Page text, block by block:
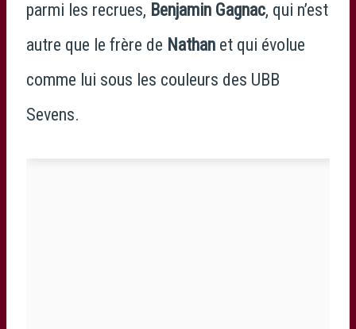
parmi les recrues, Benjamin Gagnac, qui n’est
autre que le frère de Nathan et qui évolue
comme lui sous les couleurs des UBB
Sevens.